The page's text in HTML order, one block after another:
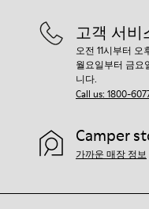
고객 서비
오전 11시부터
월요일부터 금요
니다.
Call us: 1800-
Camper
가까운 매장 정보